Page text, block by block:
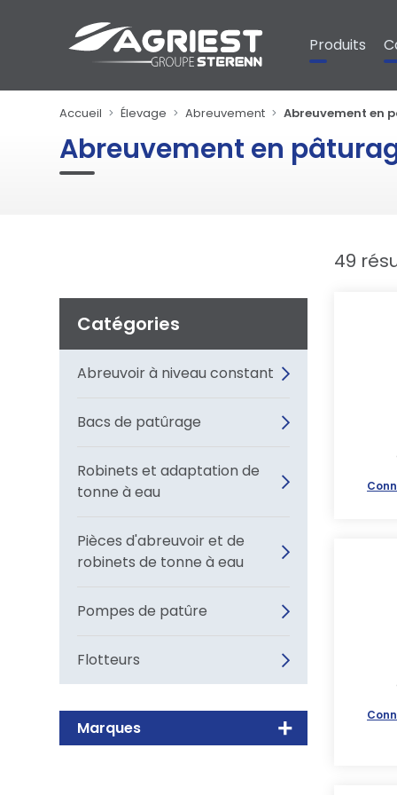
Produits
Accueil Élevage Abreuvement Abreuvement en
Abreuvement en
Catégories
Abreuvoir à niveau constant
Bacs de patûrage
Robinets et adaptation de
tonne à eau
Pièces d'abreuvoir et de
robinets de tonne à eau
Pompes de patûre
Flotteurs
Marques
49